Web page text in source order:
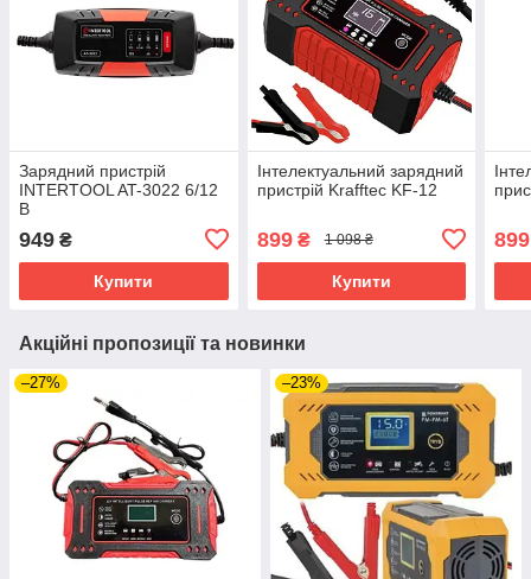
Зарядний пристрій
INTERTOOL AT-3022 6/12
В
949 ₴
Купити
Інтелектуальний зарядний
пристрій Krafftec KF-12
899₴ 1 098 ₴
Купити
899
Акційні пропозиції та новинки
–27% –23%